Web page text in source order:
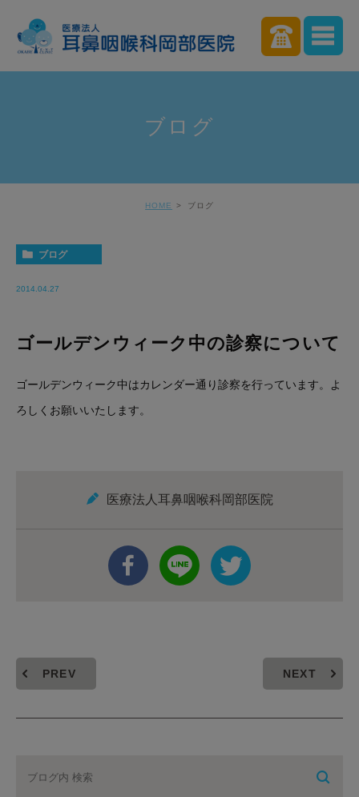
ブログ
HOME ブログ
ブログ
2014.04.27
ゴールデンウィーク中の診察について
ゴールデンウィーク中はカレンダー通り診察を行っています。よ
ろしくお願いいたします。
医療法人耳鼻咽喉科岡部医院
PREV NEXT